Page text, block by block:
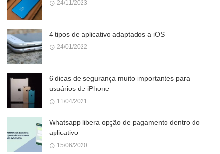
24/11/2023
4 tipos de aplicativo adaptados a iOS
24/01/2022
6 dicas de segurança muito importantes para
usuários de iPhone
11/04/2021
Whatsapp libera opção de pagamento dentro do
aplicativo
15/06/2020